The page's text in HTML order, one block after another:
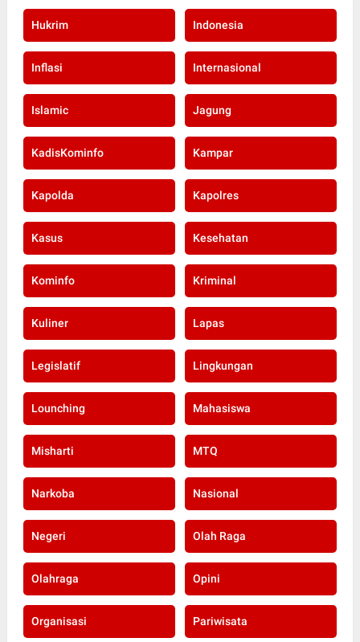
Hukrim Indonesia
Inflasi Internasional
Islamic Jagung
KadisKominfo Kampar
Kapolda Kapolres
Kasus Kesehatan
Kominfo Kriminal
Kuliner Lapas
Legislatif Lingkungan
Lounching Mahasiswa
Misharti MTQ
Narkoba Nasional
Negeri Olah Raga
Olahraga Opini
Organisasi Pariwisata